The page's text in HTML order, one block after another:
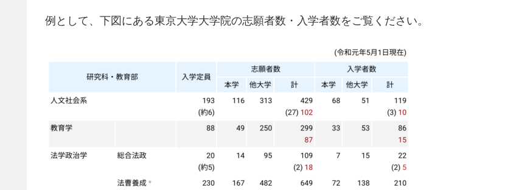
例として、下図にある東京大学大学院の志願者数・入学者数をご覧ください。